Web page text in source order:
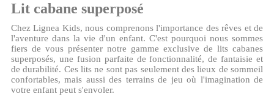
Lit cabane superposé
Chez Lignea Kids, nous comprenons l'importance des rêves et de
l'aventure dans la vie d'un enfant. C'est pourquoi nous sommes
fiers de vous présenter notre gamme exclusive de lits cabanes
superposés, une fusion parfaite de fonctionnalité, de fantaisie et
de durabilité. Ces lits ne sont pas seulement des lieux de sommeil
confortables, mais aussi des terrains de jeu où l'imagination de
votre enfant peut s'envoler.